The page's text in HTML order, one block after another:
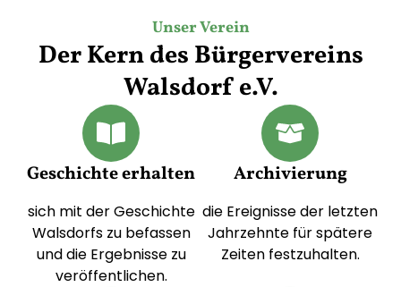
Unser Verein
Der Kern des Bürgervereins
Walsdorf e.V.
Geschichte erhalten
sich mit der Geschichte
Walsdorfs zu befassen
und die Ergebnisse zu
veröffentlichen.
Archivierung
die Ereignisse der letzten
Jahrzehnte für spätere
Zeiten festzuhalten.